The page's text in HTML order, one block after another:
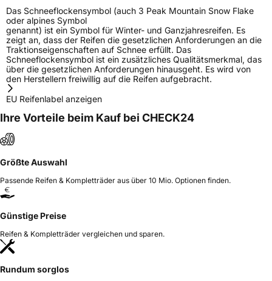
Das Schneeflockensymbol (auch 3 Peak Mountain Snow Flake
oder alpines Symbol
genannt) ist ein Symbol für Winter- und Ganzjahresreifen. Es
zeigt an, dass der Reifen die gesetzlichen Anforderungen an die
Traktionseigenschaften auf Schnee erfüllt. Das
Schneeflockensymbol ist ein zusätzliches Qualitätsmerkmal, das
über die gesetzlichen Anforderungen hinausgeht. Es wird von
den Herstellern freiwillig auf die Reifen aufgebracht.
EU Reifenlabel anzeigen
Ihre Vorteile beim Kauf bei CHECK24
Größte Auswahl
Passende Reifen & Kompletträder aus über 10 Mio. Optionen finden.
Günstige Preise
Reifen & Kompletträder vergleichen und sparen.
Rundum sorglos